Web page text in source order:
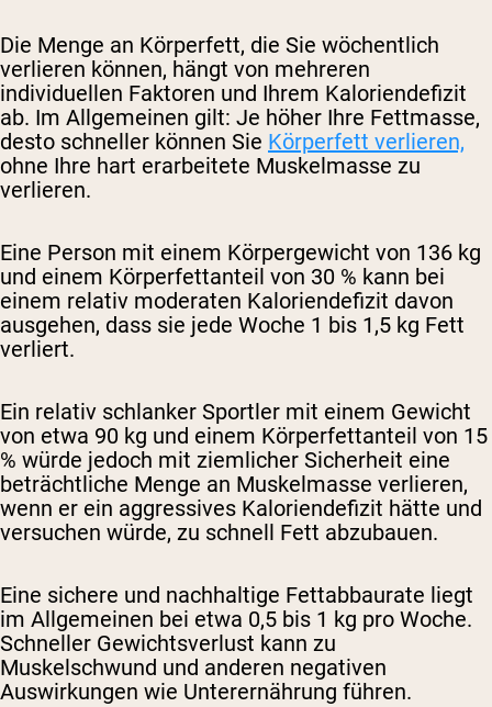
Die Menge an Körperfett, die Sie wöchentlich
verlieren können, hängt von mehreren
individuellen Faktoren und Ihrem Kaloriendefizit
ab. Im Allgemeinen gilt: Je höher Ihre Fettmasse,
desto schneller können Sie Körperfett verlieren,
ohne Ihre hart erarbeitete Muskelmasse zu
verlieren.
Eine Person mit einem Körpergewicht von 136 kg
und einem Körperfettanteil von 30 % kann bei
einem relativ moderaten Kaloriendefizit davon
ausgehen, dass sie jede Woche 1 bis 1,5 kg Fett
verliert.
Ein relativ schlanker Sportler mit einem Gewicht
von etwa 90 kg und einem Körperfettanteil von 15
% würde jedoch mit ziemlicher Sicherheit eine
beträchtliche Menge an Muskelmasse verlieren,
wenn er ein aggressives Kaloriendefizit hätte und
versuchen würde, zu schnell Fett abzubauen.
Eine sichere und nachhaltige Fettabbaurate liegt
im Allgemeinen bei etwa 0,5 bis 1 kg pro Woche.
Schneller Gewichtsverlust kann zu
Muskelschwund und anderen negativen
Auswirkungen wie Unterernährung führen.